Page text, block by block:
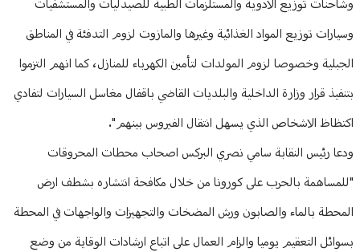
وشاحنات توزيع الادوية والمستلزمات الطبية للصيدليات والمستشفيات
وسيارات توزيع المواد الغذائية وغيرها والمازوت لزوم التدفئة في المناطق
الجبلية وخصوصا لزوم المولدات لتأمين الكهرباء للمنازل، كما انهم التزموا
بتنفيذ قرار وزارة الداخلية والبلديات القاضي باقفال مغاسل السيارات لتفادي
اكتظاظ الاشخاص الذي يسهل انتقال الفيروس بينهم".
ودعا رئيس النقابة سامي نصري البركس اصحاب محطات المحروقات
"للمساهمة بالحرب على كورونا من خلال مكافحة انتشاره بشطف ارض
المحطة بالماء والصابون ورش المضخات والتجهيزات والواجهات في المحطة
بسوائل التعقيم يوميا والزام العمال على اتباع ارشادات الوقاية من وضع